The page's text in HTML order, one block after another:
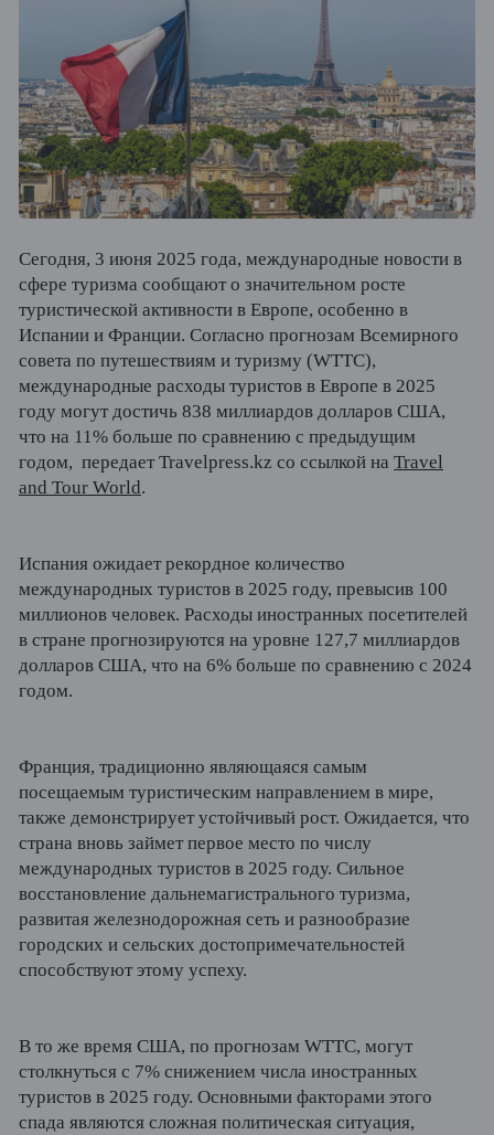
Сегодня, 3 июня 2025 года, международные новости в
сфере туризма сообщают о значительном росте
туристической активности в Европе, особенно в
Испании и Франции. Согласно прогнозам Всемирного
совета по путешествиям и туризму (WTTC),
международные расходы туристов в Европе в 2025
году могут достичь 838 миллиардов долларов США,
что на 11% больше по сравнению с предыдущим
годом, передает Travelpress.kz со ссылкой на Travel
and Tour World.
Испания ожидает рекордное количество
международных туристов в 2025 году, превысив 100
миллионов человек. Расходы иностранных посетителей
в стране прогнозируются на уровне 127,7 миллиардов
долларов США, что на 6% больше по сравнению с 2024
годом.
Франция, традиционно являющаяся самым
посещаемым туристическим направлением в мире,
также демонстрирует устойчивый рост. Ожидается, что
страна вновь займет первое место по числу
международных туристов в 2025 году. Сильное
восстановление дальнемагистрального туризма,
развитая железнодорожная сеть и разнообразие
городских и сельских достопримечательностей
способствуют этому успеху.
В то же время США, по прогнозам WTTC, могут
столкнуться с 7% снижением числа иностранных
туристов в 2025 году. Основными факторами этого
спада являются сложная политическая ситуация,